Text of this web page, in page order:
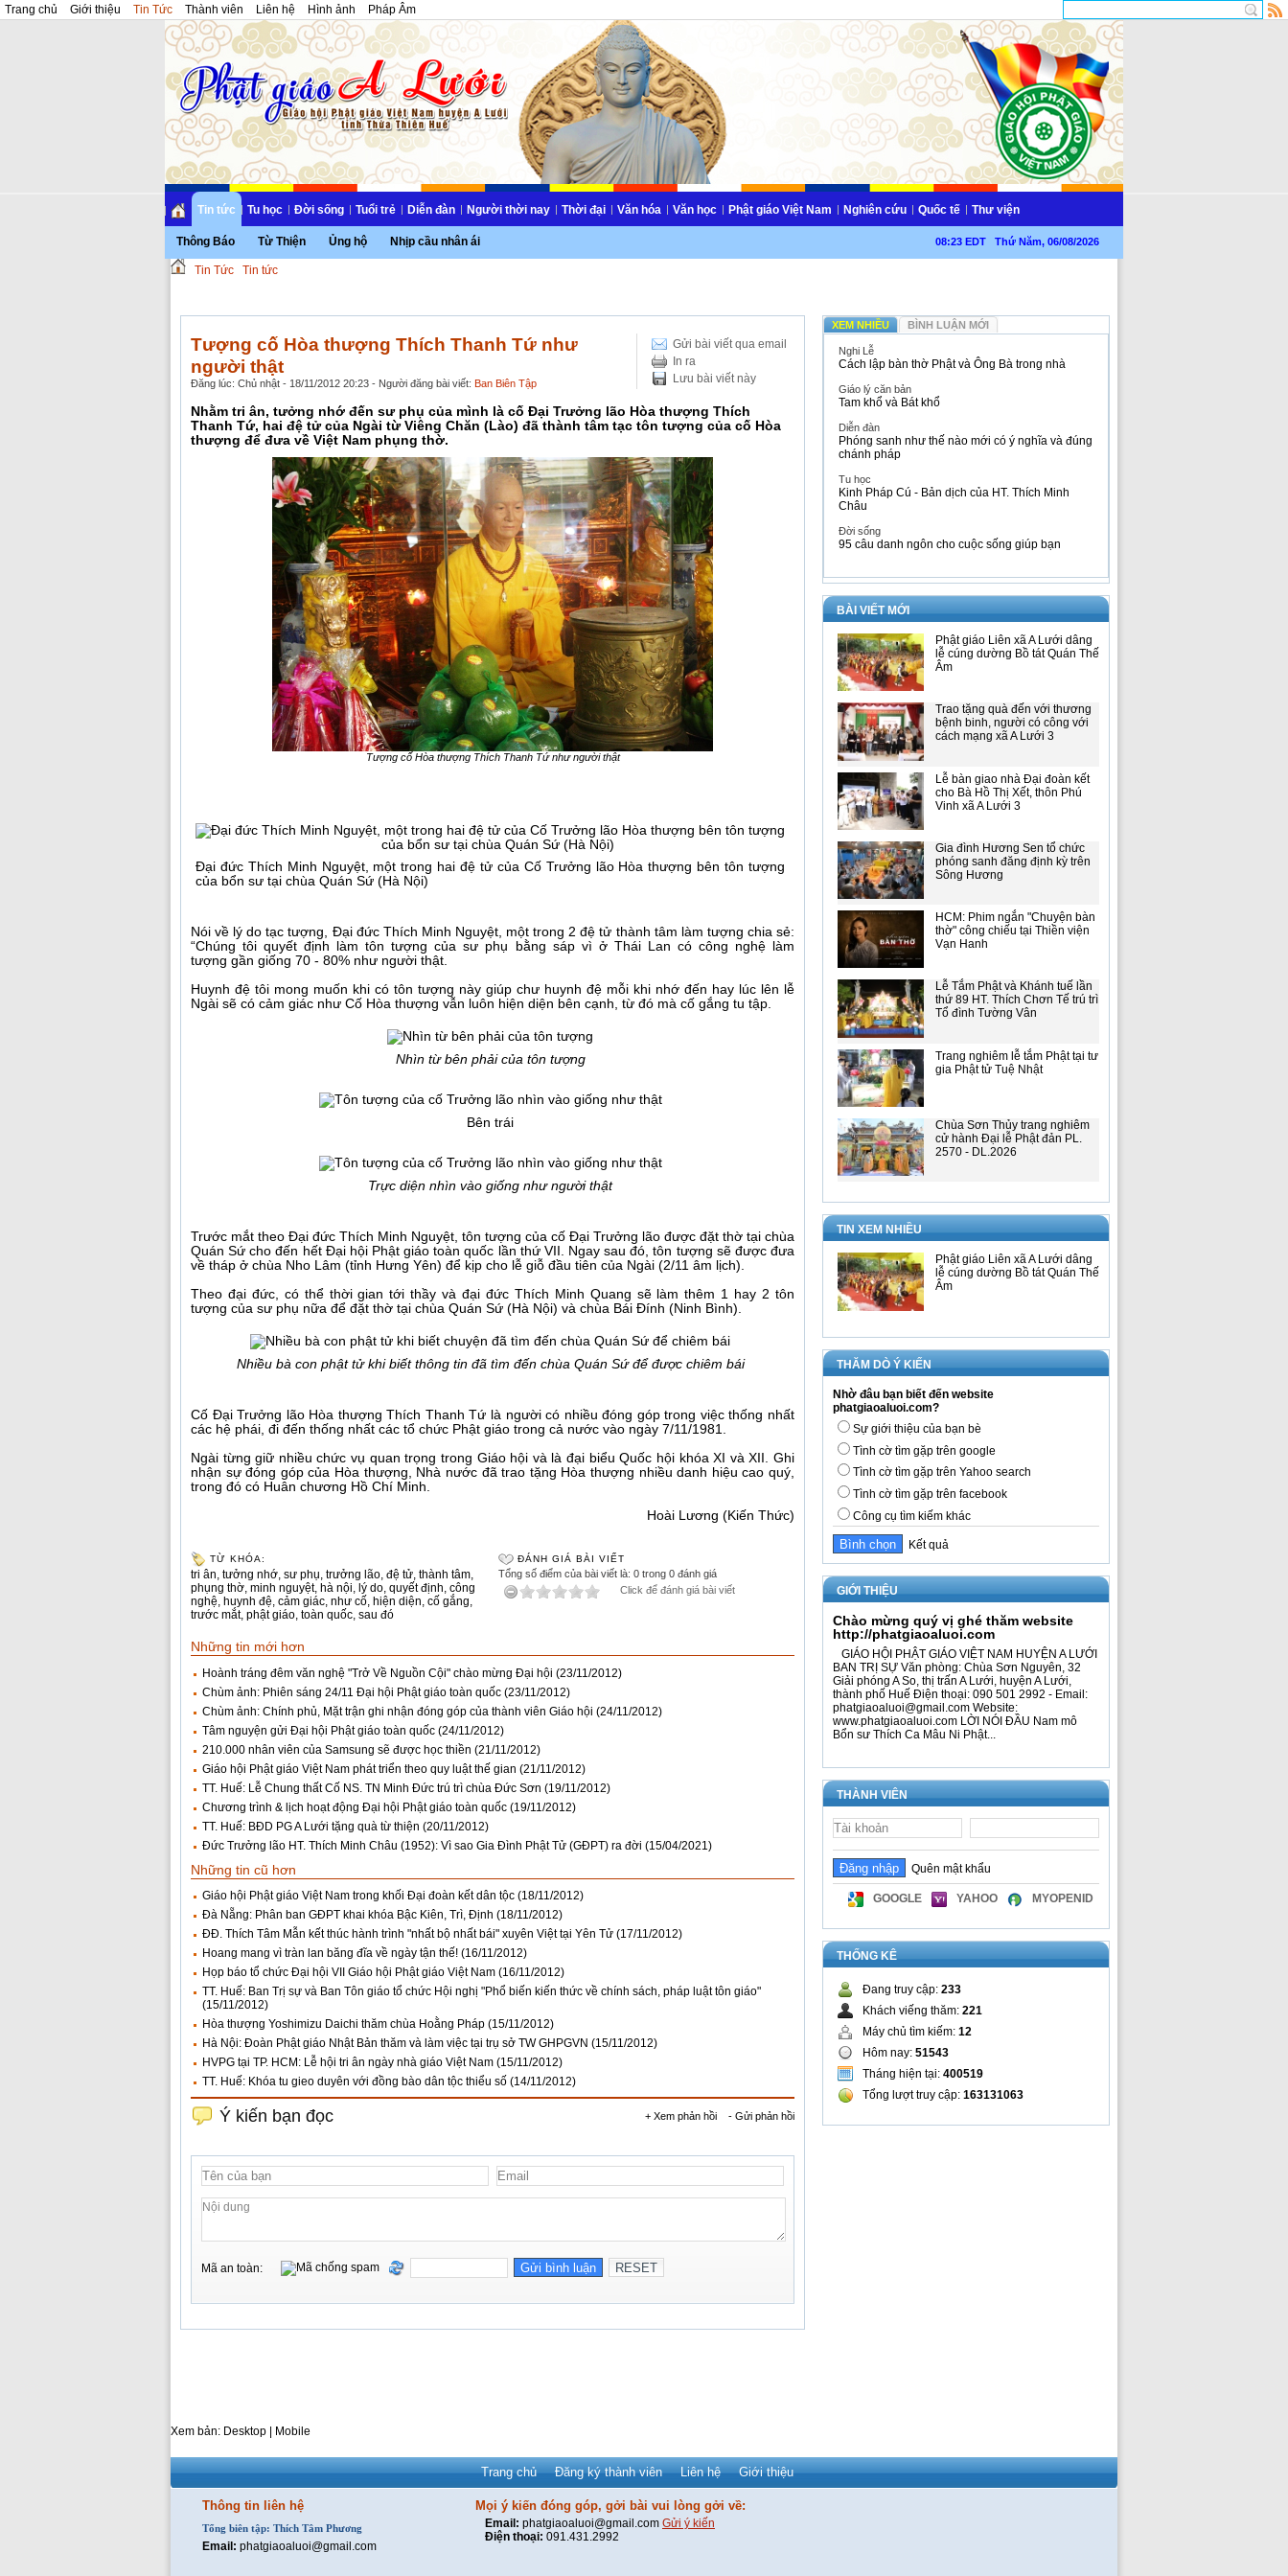
Trang chủ Giới thiệu Tin Tức Thành viên Liên hệ Hình ảnh Pháp Âm
Tin tức
Thông Báo Từ Thiện Ủng hộ Nhịp cầu nhân ái
Tu học Đời sống Tuổi trẻ Diễn đàn Người thời nay Thời đại Văn hóa Văn học Phật giáo Việt Nam Nghiên cứu Quốc tế Thư viện
08:23 EDT Thứ Năm, 06/08/2026
Tin Tức Tin tức
Gửi bài viết qua email
In ra
Lưu bài viết này
Tượng cố Hòa thượng Thích Thanh Tứ như
người thật
Đăng lúc: Chủ nhật - 18/11/2012 20:23 - Người đăng bài viết: Ban Biên Tập
Nhằm tri ân, tưởng nhớ đến sư phụ của mình là cố Đại Trưởng lão Hòa thượng Thích
Thanh Tứ, hai đệ tử của Ngài từ Viêng Chăn (Lào) đã thành tâm tạc tôn tượng của cố Hòa
thượng để đưa về Việt Nam phụng thờ.
Tượng cố Hòa thượng Thích Thanh Tứ như người thật
Đại đức Thích Minh Nguyệt, một trong hai đệ tử của Cố Trưởng lão Hòa thượng bên tôn tượng
của bổn sư tại chùa Quán Sứ (Hà Nội)
Nói về lý do tạc tượng, Đại đức Thích Minh Nguyệt, một trong 2 đệ tử thành tâm làm tượng chia sẻ:
“Chúng tôi quyết định làm tôn tượng của sư phụ bằng sáp vì ở Thái Lan có công nghệ làm
tượng gần giống 70 - 80% như người thật.
Huynh đệ tôi mong muốn khi có tôn tượng này giúp chư huynh đệ mỗi khi nhớ đến hay lúc lên lễ
Ngài sẽ có cảm giác như Cố Hòa thượng vẫn luôn hiện diện bên cạnh, từ đó mà cố gắng tu tập.
Nhìn từ bên phải của tôn tượng
Bên trái
Trực diện nhìn vào giống như người thật
Trước mắt theo Đại đức Thích Minh Nguyệt, tôn tượng của cố Đại Trưởng lão được đặt thờ tại chùa
Quán Sứ cho đến hết Đại hội Phật giáo toàn quốc lần thứ VII. Ngay sau đó, tôn tượng sẽ được đưa
về tháp ở chùa Nho Lâm (tỉnh Hưng Yên) để kịp cho lễ giỗ đầu tiên của Ngài (2/11 âm lịch).
Theo đại đức, có thể thời gian tới thầy và đại đức Thích Minh Quang sẽ làm thêm 1 hay 2 tôn
tượng của sư phụ nữa để đặt thờ tại chùa Quán Sứ (Hà Nội) và chùa Bái Đính (Ninh Bình).
Nhiều bà con phật tử khi biết thông tin đã tìm đến chùa Quán Sứ để được chiêm bái
Cố Đại Trưởng lão Hòa thượng Thích Thanh Tứ là người có nhiều đóng góp trong việc thống nhất
các hệ phái, đi đến thống nhất các tổ chức Phật giáo trong cả nước vào ngày 7/11/1981.
Ngài từng giữ nhiều chức vụ quan trọng trong Giáo hội và là đại biểu Quốc hội khóa XI và XII. Ghi
nhận sự đóng góp của Hòa thượng, Nhà nước đã trao tặng Hòa thượng nhiều danh hiệu cao quý,
trong đó có Huân chương Hồ Chí Minh.
Hoài Lương (Kiến Thức)
TỪ KHÓA:
tri ân, tưởng nhớ, sư phụ, trưởng lão, đệ tử, thành tâm,
phụng thờ, minh nguyệt, hà nội, lý do, quyết định, công
nghệ, huynh đệ, cảm giác, như cố, hiện diện, cố gắng,
trước mắt, phật giáo, toàn quốc, sau đó
ĐÁNH GIÁ BÀI VIẾT
Tổng số điểm của bài viết là: 0 trong 0 đánh giá
Click để đánh giá bài viết
Những tin mới hơn
Hoành tráng đêm văn nghệ "Trở Về Nguồn Cội" chào mừng Đại hội (23/11/2012)
Chùm ảnh: Phiên sáng 24/11 Đại hội Phật giáo toàn quốc (23/11/2012)
Chùm ảnh: Chính phủ, Mặt trận ghi nhận đóng góp của thành viên Giáo hội (24/11/2012)
Tâm nguyện gửi Đại hội Phật giáo toàn quốc (24/11/2012)
210.000 nhân viên của Samsung sẽ được học thiền (21/11/2012)
Giáo hội Phật giáo Việt Nam phát triển theo quy luật thế gian (21/11/2012)
TT. Huế: Lễ Chung thất Cố NS. TN Minh Đức trú trì chùa Đức Sơn (19/11/2012)
Chương trình & lịch hoạt động Đại hội Phật giáo toàn quốc (19/11/2012)
TT. Huế: BĐD PG A Lưới tặng quà từ thiện (20/11/2012)
Đức Trưởng lão HT. Thích Minh Châu (1952): Vì sao Gia Đình Phật Tử (GĐPT) ra đời (15/04/2021)
Những tin cũ hơn
Giáo hội Phật giáo Việt Nam trong khối Đại đoàn kết dân tộc (18/11/2012)
Đà Nẵng: Phân ban GĐPT khai khóa Bậc Kiên, Trì, Định (18/11/2012)
ĐĐ. Thích Tâm Mẫn kết thúc hành trình "nhất bộ nhất bái" xuyên Việt tại Yên Tử (17/11/2012)
Hoang mang vì tràn lan băng đĩa về ngày tận thế! (16/11/2012)
Họp báo tổ chức Đại hội VII Giáo hội Phật giáo Việt Nam (16/11/2012)
TT. Huế: Ban Trị sự và Ban Tôn giáo tổ chức Hội nghị "Phổ biến kiến thức về chính sách, pháp luật tôn giáo"
(15/11/2012)
Hòa thượng Yoshimizu Daichi thăm chùa Hoằng Pháp (15/11/2012)
Hà Nội: Đoàn Phật giáo Nhật Bản thăm và làm việc tại trụ sở TW GHPGVN (15/11/2012)
HVPG tại TP. HCM: Lễ hội tri ân ngày nhà giáo Việt Nam (15/11/2012)
TT. Huế: Khóa tu gieo duyên với đồng bào dân tộc thiểu số (14/11/2012)
+ Xem phản hồi - Gửi phản hồi
Ý kiến bạn đọc
Mã an toàn:
XEM NHIỀU BÌNH LUẬN MỚI
Nghi Lễ
Cách lập bàn thờ Phật và Ông Bà trong nhà
Giáo lý căn bản
Tam khổ và Bát khổ
Diễn đàn
Phóng sanh như thế nào mới có ý nghĩa và đúng
chánh pháp
Tu học
Kinh Pháp Cú - Bản dịch của HT. Thích Minh
Châu
Đời sống
95 câu danh ngôn cho cuộc sống giúp bạn
BÀI VIẾT MỚI
Phật giáo Liên xã A Lưới dâng
lễ cúng dường Bồ tát Quán Thế
Âm
Trao tặng quà đến với thương
bệnh binh, người có công với
cách mạng xã A Lưới 3
Lễ bàn giao nhà Đại đoàn kết
cho Bà Hồ Thị Xết, thôn Phú
Vinh xã A Lưới 3
Gia đình Hương Sen tổ chức
phóng sanh đăng định kỳ trên
Sông Hương
HCM: Phim ngắn "Chuyện bàn
thờ" công chiếu tại Thiền viện
Vạn Hanh
Lễ Tắm Phật và Khánh tuế lần
thứ 89 HT. Thích Chơn Tế trú trì
Tổ đình Tường Vân
Trang nghiêm lễ tắm Phật tại tư
gia Phật tử Tuệ Nhật
Chùa Sơn Thủy trang nghiêm
cử hành Đại lễ Phật đản PL.
2570 - DL.2026
TIN XEM NHIỀU
Phật giáo Liên xã A Lưới dâng
lễ cúng dường Bồ tát Quán Thế
Âm
THĂM DÒ Ý KIẾN
Nhờ đâu bạn biết đến website
phatgiaoaluoi.com?
Sự giới thiệu của bạn bè
Tình cờ tìm gặp trên google
Tình cờ tìm gặp trên Yahoo search
Tình cờ tìm gặp trên facebook
Công cụ tìm kiếm khác
Kết quả
GIỚI THIỆU
Chào mừng quý vị ghé thăm website
http://phatgiaoaluoi.com
GIÁO HỘI PHẬT GIÁO VIỆT NAM HUYỆN A LƯỚI
BAN TRỊ SỰ Văn phòng: Chùa Sơn Nguyên, 32
Giải phóng A So, thị trấn A Lưới, huyện A Lưới,
thành phố Huế Điện thoại: 090 501 2992 - Email:
phatgiaoaluoi@gmail.com Website:
www.phatgiaoaluoi.com LỜI NÓI ĐẦU Nam mô
Bổn sư Thích Ca Mâu Ni Phật...
THÀNH VIÊN
Quên mật khẩu
GOOGLE YAHOO MYOPENID
THỐNG KÊ
Đang truy cập: 233
Khách viếng thăm: 221
Máy chủ tìm kiếm: 12
Hôm nay: 51543
Tháng hiện tại: 400519
Tổng lượt truy cập: 163131063
Xem bản: Desktop | Mobile
Trang chủ Đăng ký thành viên Liên hệ Giới thiệu
Thông tin liên hệ
Tổng biên tập: Thích Tâm Phương
Email: phatgiaoaluoi@gmail.com
Mọi ý kiến đóng góp, gởi bài vui lòng gởi về:
Email: phatgiaoaluoi@gmail.com Gửi ý kiến
Điện thoại: 091.431.2992